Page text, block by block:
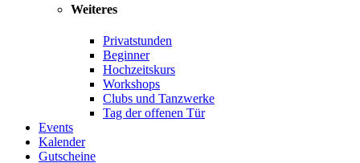
Weiteres
Privatstunden
Beginner
Hochzeitskurs
Workshops
Clubs und Tanzwerke
Tag der offenen Tür
Events
Kalender
Gutscheine